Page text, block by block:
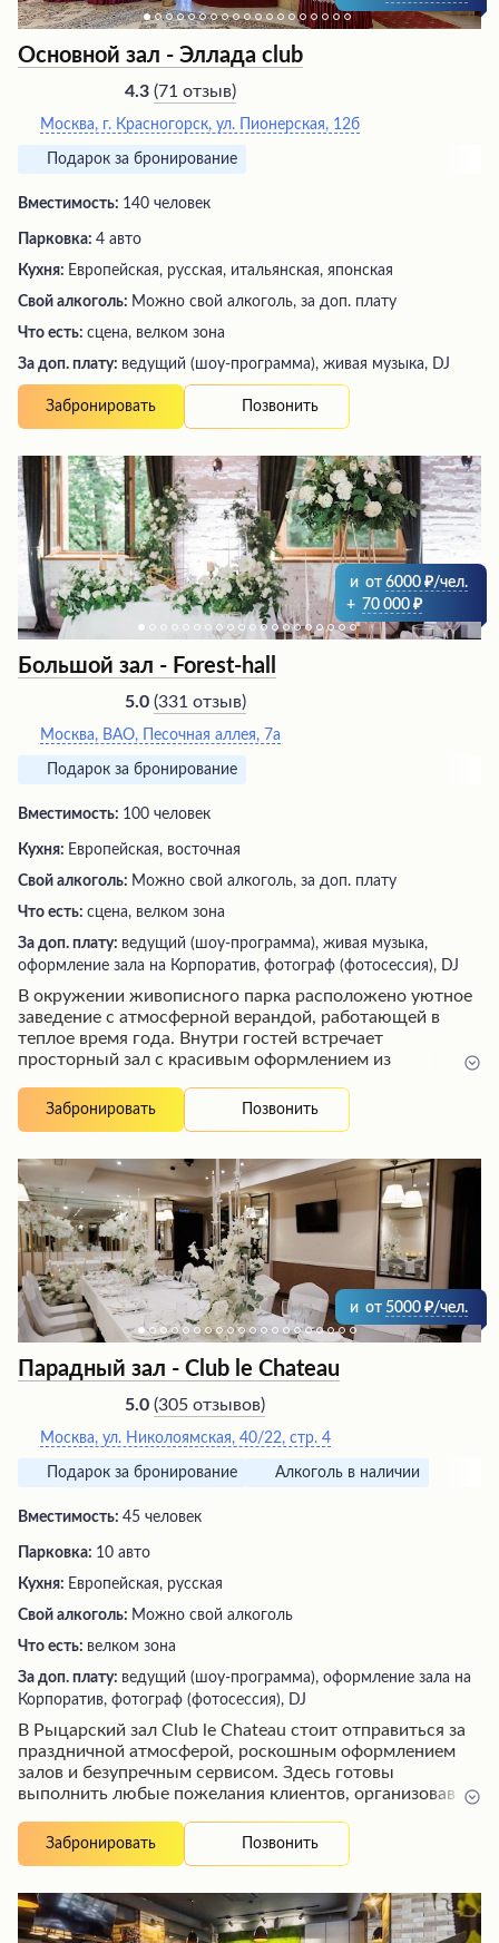
Основной зал - Эллада club
4.3 (71 отзыв)
Москва, г. Красногорск, ул. Пионерская, 12б
Подарок за бронирование
Вместимость: 140 человек
Парковка: 4 авто
Кухня: Европейская, русская, итальянская, японская
Свой алкоголь: Можно свой алкоголь, за доп. плату
Что есть: сцена, велком зона
За доп. плату: ведущий (шоу-программа), живая музыка, DJ
Забронировать Позвонить
и от 6000
/чел.
+ 70 000
Большой зал - Forest-hall
5.0 (331 отзыв)
Москва, ВАО, Песочная аллея, 7а
Подарок за бронирование
Вместимость: 100 человек
Кухня: Европейская, восточная
Свой алкоголь: Можно свой алкоголь, за доп. плату
Что есть: сцена, велком зона
За доп. плату: ведущий (шоу-программа), живая музыка,
оформление зала на Корпоратив, фотограф (фотосессия), DJ
В окружении живописного парка расположено уютное
заведение с атмосферной верандой, работающей в
теплое время года. Внутри гостей встречает
просторный зал с красивым оформлением из
комфортную обстановку для проведения различных
мероприятий. Заведение отличается вкусной кухней,
прожарки. Гостей ждет профессиональное и вежливое
обслуживание, развлекательная программа с
эффектными шоу от барменов. Наличие танцпола,
фотозоны и возможность аренды под ключ дополняют
привлекательность этого места для семейного отдыха
или торжественных событий.
Забронировать Позвонить
и от 5000 /чел.
Парадный зал - Club le Chateau
5.0 (305 отзывов)
Москва, ул. Николоямская, 40/22, стр. 4
Подарок за бронирование Алкоголь в наличии
Вместимость: 45 человек
Парковка: 10 авто
Кухня: Европейская, русская
Свой алкоголь: Можно свой алкоголь
Что есть: велком зона
За доп. плату: ведущий (шоу-программа), оформление зала на
Корпоратив, фотограф (фотосессия), DJ
В Рыцарский зал Club le Chateau стоит отправиться за
праздничной атмосферой, роскошным оформлением
залов и безупречным сервисом. Здесь готовы
выполнить любые пожелания клиентов, организовав
блюда, приветливый персонал и уютная обстановка,
способствующая создать по-настоящему
профессионализм команды заведения, чуткость к
пожеланиям и готовность пойти навстречу в любой
Забронировать Позвонить